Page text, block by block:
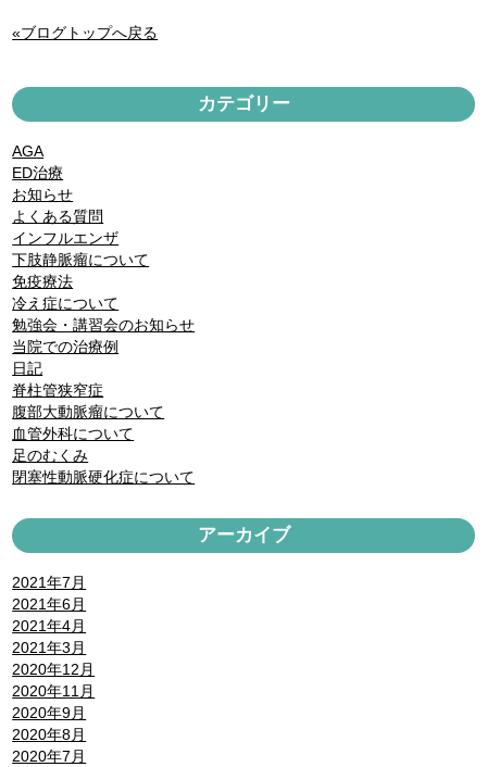
«ブログトップへ戻る
カテゴリー
AGA
ED治療
お知らせ
よくある質問
インフルエンザ
下肢静脈瘤について
免疫療法
冷え症について
勉強会・講習会のお知らせ
当院での治療例
日記
脊柱管狭窄症
腹部大動脈瘤について
血管外科について
足のむくみ
閉塞性動脈硬化症について
アーカイブ
2021年7月
2021年6月
2021年4月
2021年3月
2020年12月
2020年11月
2020年9月
2020年8月
2020年7月